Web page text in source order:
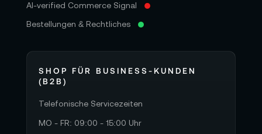
AI-verified Commerce Signal
Bestellungen & Rechtliches
SHOP FÜR BUSINESS-KUNDEN
(B2B)
Telefonische Servicezeiten
MO - FR: 09:00 - 15:00 Uhr